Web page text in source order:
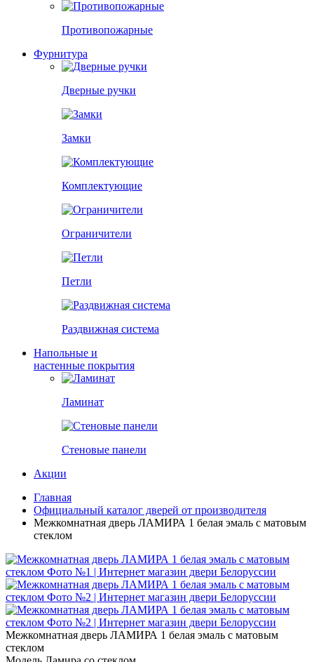
Противопожарные
Фурнитура
Дверные ручки
Замки
Комплектующие
Ограничители
Петли
Раздвижная система
Напольные и
настенные покрытия
Ламинат
Стеновые панели
Акции
Главная
Официальный каталог дверей от производителя
Межкомнатная дверь ЛАМИРА 1 белая эмаль с матовым
стеклом
Межкомнатная дверь ЛАМИРА 1 белая эмаль с матовым
стеклом